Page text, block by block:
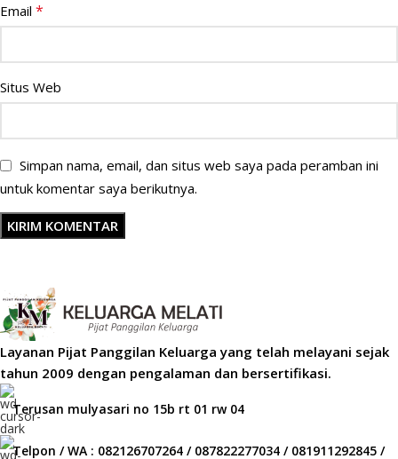
Email *
Situs Web
Simpan nama, email, dan situs web saya pada peramban ini
untuk komentar saya berikutnya.
Layanan Pijat Panggilan Keluarga yang telah melayani sejak
tahun 2009 dengan pengalaman dan bersertifikasi.
Terusan mulyasari no 15b rt 01 rw 04
Telpon / WA : 082126707264 / 087822277034 / 081911292845 /